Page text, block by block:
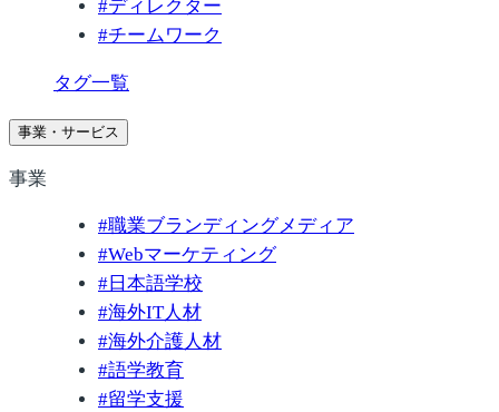
#ディレクター
#チームワーク
タグ一覧
事業・サービス
事業
#職業ブランディングメディア
#Webマーケティング
# 日本語学校
#海外IT人材
#海外介護人材
#語学教育
#留学支援